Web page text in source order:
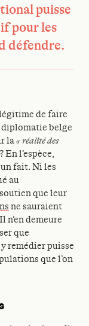
puisse
pour les
défendre.
de faire
diplomatie belge
la« réalité des
En l’espèce,
fait. Ni les
au
que leur
ne sauraient
n’en demeure
que
remédier puisse
que l’on